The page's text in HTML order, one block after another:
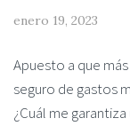
enero 19, 2023
Apuesto a que
seguro de gastos
¿Cuál me